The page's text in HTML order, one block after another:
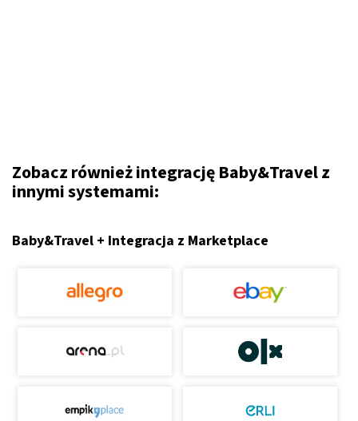
Zobacz również integrację Baby&Travel z
innymi systemami:
Baby&Travel + Integracja z Marketplace